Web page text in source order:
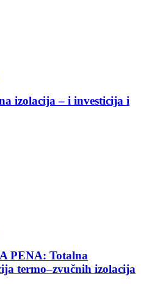
izolacija – i investicija i
PENA: Totalna
termo–zvučnih izolacija